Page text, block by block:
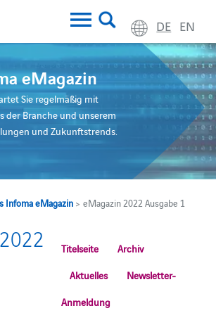
DE EN
eMagazin
Sie regelmäßig mit
der Branche und unserem
und Zukunftstrends.
Infoma eMagazin> eMagazin 2022 Ausgabe 1
Titelseite
Archiv
Aktuelles
Newsletter-
Anmeldung